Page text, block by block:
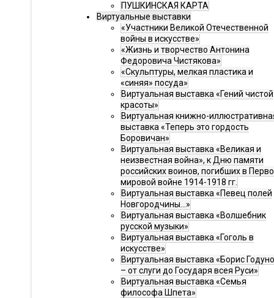
ПУШКИНСКАЯ КАРТА
Виртуальные выставки
«Участники Великой Отечественной
войны в искусстве»
«Жизнь и творчество Антонина
Федоровича Чистякова»
«Скульптуры, мелкая пластика и
«синяя» посуда»
Виртуальная выставка «Гений чистой
красоты»
Виртуальная книжно-
выставка «Теперь это гордость
Боровичан»
Виртуальная выставка «Великая и
неизвестная война», к Дню памяти
российских воинов, погибших в
мировой войне 1914-1918 гг.
Виртуальная выставка «Певец полей
Новгородчины…»
Виртуальная выставка «Волшебник
русской музыки»
Виртуальная выставка «Гоголь в
искусстве»
Виртуальная выставка «Борис
– от слуги до Государя всея Руси»
Виртуальная выставка «Семья
философа Шпета»